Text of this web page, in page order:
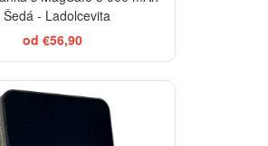
Šedá - Ladolcevita
od €56,90